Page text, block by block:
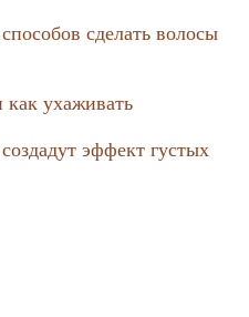
сделать волосы
как ухаживать
эффект густых